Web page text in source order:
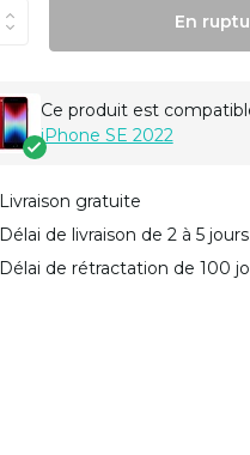
En
Ce produit est
iPhone SE 2022
Livraison gratuite
Délai de livraison de 2 à 5
Délai de rétractation de 100